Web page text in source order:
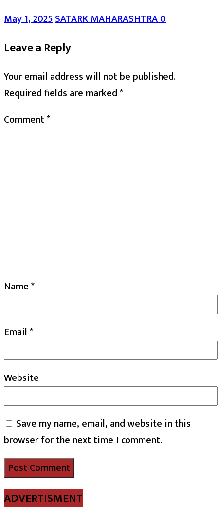
May 1, 2025SATARK MAHARASHTRA0
Leave a Reply
Your email address will not be published.
Required fields are marked*
Comment*
Name*
Email*
Website
Save my name, email, and website in this
browser for the next time I comment.
ADVERTISMENT